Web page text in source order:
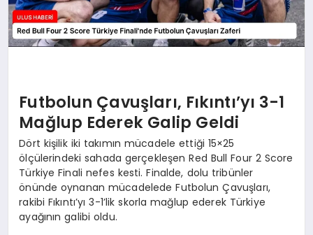
Futbolun Çavuşları, Fıkıntı’yı 3-1
Mağlup Ederek Galip Geldi
Dört kişilik iki takımın mücadele ettiği 15×25
ölçülerindeki sahada gerçekleşen Red Bull Four 2 Score
Türkiye Finali nefes kesti. Finalde, dolu tribünler
önünde oynanan mücadelede Futbolun Çavuşları,
rakibi Fıkıntı’yı 3-1’lik skorla mağlup ederek Türkiye
ayağının galibi oldu.